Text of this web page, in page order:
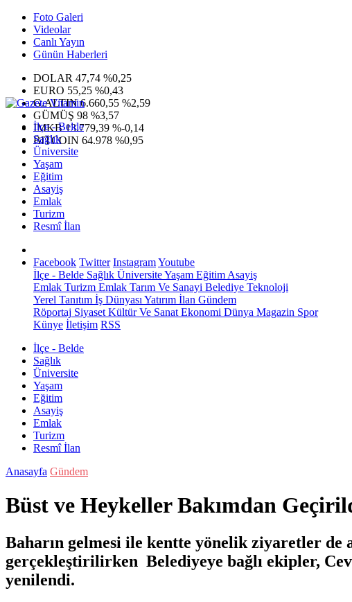
Foto Galeri
Videolar
Canlı Yayın
Günün Haberleri
DOLAR 47,74 %0,25
EURO 55,25 %0,43
G.ALTIN6.660,55 %2,59
GÜMÜŞ 98 %3,57
IMKB13.779,39 %-0,14
BITCOIN 64.978 %0,95
İlçe - Belde
Sağlık
Üniversite
Yaşam
Eğitim
Asayiş
Emlak
Turizm
Resmî İlan
Facebook Twitter InstagramYoutube
İlçe - Belde Sağlık ÜniversiteYaşam Eğitim Asayiş
Emlak Turizm Emlak Tarım Ve Sanayi Belediye Teknoloji
Yerel Tanıtım İş Dünyası Yatırım İlan Gündem
Röportaj Siyaset Kültür Ve Sanat Ekonomi Dünya Magazin Spor
Künye İletişim RSS
İlçe - Belde
Sağlık
Üniversite
Yaşam
Eğitim
Asayiş
Emlak
Turizm
Resmî İlan
Anasayfa Gündem
Büst ve Heykeller Bakımdan
Baharın gelmesi ile kentte yönelik ziyaretler de
gerçekleştirilirken Belediyeye bağlı ekipler,
yenilendi.